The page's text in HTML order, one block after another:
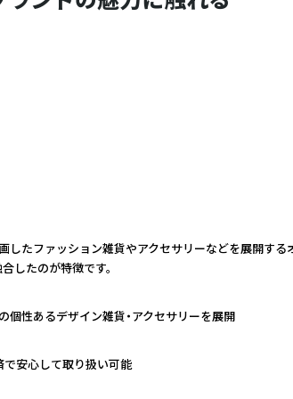
したファッション雑貨やアクセサリーなどを展開する
したのが特徴です。
個性あるデザイン雑貨・アクセサリーを展開
で安心して取り扱い可能